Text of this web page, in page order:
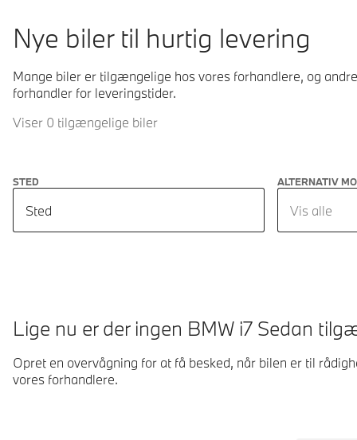
Nye biler til hurtig levering
Mange biler er tilgængelige hos vores forhandlere, og
forhandler for leveringstider.
Viser 0 tilgængelige biler
STED
Sted
ALTERNATIV
Vis alle
Lige nu er der ingen BMW i7 Sedan
Opret en overvågning for at få besked, når bilen er til
vores forhandlere.